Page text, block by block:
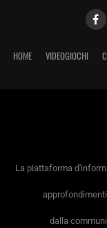
HOME VIDEOGIOCHI
La piattaforma
dalla